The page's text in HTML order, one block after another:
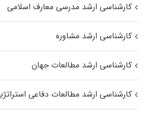
کارشناسی ارشد مدرسی معارف اسلامی
کارشناسی ارشد مشاوره
کارشناسی ارشد مطالعات جهان
کارشناسی ارشد مطالعات دفاعی